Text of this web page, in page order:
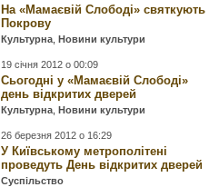
На «Мамаєвій Слободі» святкують
Покрову
Культурна ,Новини культури
19 січня 2012 о 00:09
Сьогодні у «Мамаєвій Слободі»
день відкритих дверей
Культурна ,Новини культури
26 березня 2012 о 16:29
У Київському метрополітені
проведуть День відкритих дверей
Суспільство